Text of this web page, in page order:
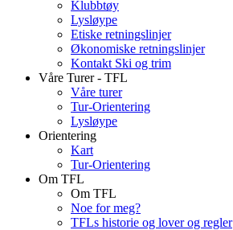
Klubbtøy
Lysløype
Etiske retningslinjer
Økonomiske retningslinjer
Kontakt Ski og trim
Våre Turer - TFL
Våre turer
Tur-Orientering
Lysløype
Orientering
Kart
Tur-Orientering
Om TFL
Om TFL
Noe for meg?
TFLs historie og lover og regler